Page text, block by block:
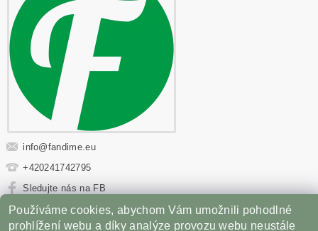
info@fandime.eu
+420241742795
Sledujte nás na FB
Sportovní výživa | Fitness oblečení | Věci z filmů |
Používáme cookies, abychom Vám umožnili pohodlné
prohlížení webu a díky analýze provozu webu neustále